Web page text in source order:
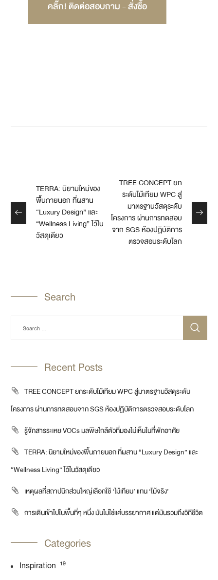
คลิ๊ก! ติดต่อสอบถาม - สั่งซื้อ
TERRA: นิยามใหม่ของ
พื้นภายนอก ที่ผสาน
“Luxury Design” และ
“Wellness Living” ไว้ใน
วัสดุเดียว
TREE CONCEPT ยก
ระดับไม้เทียม WPC สู่
มาตรฐานวัสดุระดับ
โครงการ ผ่านการทดสอบ
จาก SGS ห้องปฏิบัติการ
ตรวจสอบระดับโลก
Search
Recent Posts
TREE CONCEPT ยกระดับไม้เทียม WPC สู่มาตรฐานวัสดุระดับ
โครงการ ผ่านการทดสอบจาก SGS ห้องปฏิบัติการตรวจสอบระดับโลก
รู้จักสารระเหย VOCs มลพิษใกล้ตัวที่มองไม่เห็นในที่พักอาศัย
TERRA: นิยามใหม่ของพื้นภายนอก ที่ผสาน “Luxury Design” และ
“Wellness Living” ไว้ในวัสดุเดียว
เหตุผลที่สถาปนิกส่วนใหญ่เลือกใช้ ‘ไม้เทียม’ แทน ‘ไม้จริง’
การเดินเข้าไปในพื้นที่ๆ หนึ่ง มันไม่ใช่แค่บรรยากาศ แต่มันรวมถึงวิถีชีวิต
Categories
Inspiration 19